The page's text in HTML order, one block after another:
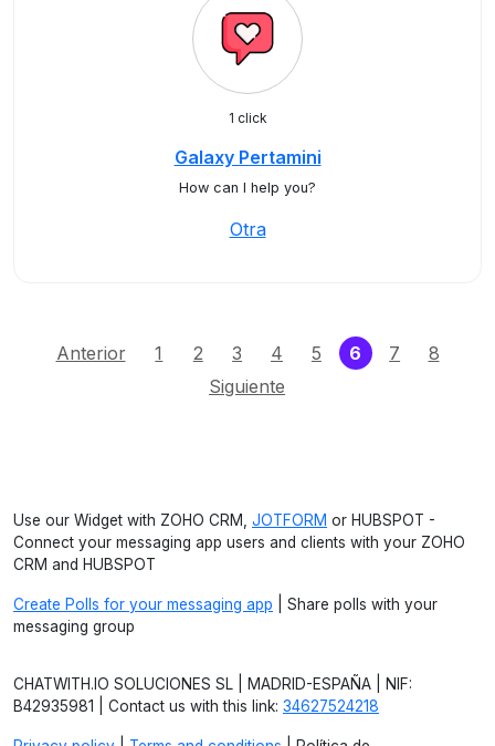
1 click
Galaxy Pertamini
How can I help you?
Otra
Anterior 1 2 3 4 5 6 (current)
7
8
Siguiente
Use our Widget with ZOHO CRM, JOTFORM or HUBSPOT -
Connect your messaging app users and clients with your ZOHO
CRM and HUBSPOT
Create Polls for your messaging app | Share polls with your
messaging group
CHATWITH.IO SOLUCIONES SL | MADRID-ESPAÑA | NIF:
B42935981 | Contact us with this link: 34627524218